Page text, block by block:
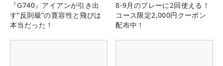
『G740』アイアンが引き出
す“反則級”の寛容性と飛びは
本当だった！
8-9月のプレーに2回使える！
コース限定2,000円クーポン
配布中！